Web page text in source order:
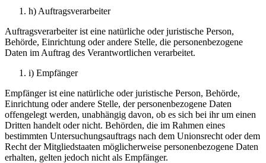
h) Auftragsverarbeiter
Auftragsverarbeiter ist eine natürliche oder juristische Person,
Behörde, Einrichtung oder andere Stelle, die personenbezogene
Daten im Auftrag des Verantwortlichen verarbeitet.
i) Empfänger
Empfänger ist eine natürliche oder juristische Person, Behörde,
Einrichtung oder andere Stelle, der personenbezogene Daten
offengelegt werden, unabhängig davon, ob es sich bei ihr um einen
Dritten handelt oder nicht. Behörden, die im Rahmen eines
bestimmten Untersuchungsauftrags nach dem Unionsrecht oder dem
Recht der Mitgliedstaaten möglicherweise personenbezogene Daten
erhalten, gelten jedoch nicht als Empfänger.